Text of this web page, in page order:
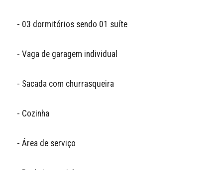
- 03 dormitórios sendo 01 suíte
- Vaga de garagem individual
- Sacada com churrasqueira
- Cozinha
- Área de serviço